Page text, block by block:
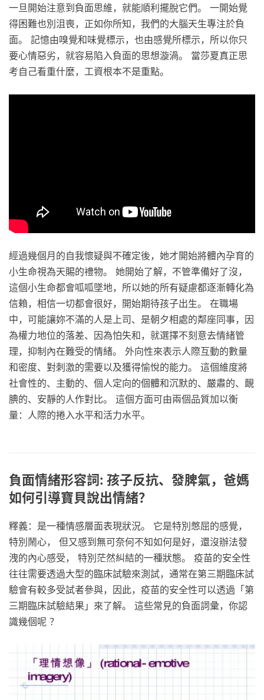
一旦開始注意到負面思維，就能順利擺脫它們。 一開始覺
得困難也別沮喪，正如你所知，我們的大腦天生專注於負
面。 記憶由嗅覺和味覺標示，也由感覺所標示，所以你只
要心情惡劣，就容易陷入負面的思想漩渦。 當莎夏真正思
考自己看重什麼，工資根本不是重點。
經過幾個月的自我懷疑與不確定後，她才開始將體內孕育的
小生命視為天賜的禮物。 她開始了解，不管準備好了沒，
這個小生命都會呱呱墜地，所以她的所有疑慮都逐漸轉化為
信賴，相信一切都會很好，開始期待孩子出生。 在職場
中，可能讓妳不滿的人是上司、是朝夕相處的鄰座同事，因
為權力地位的落差、因為怕失和，就選擇不刻意去情緒管
理，抑制內在難受的情緒。 外向性來表示人際互動的數量
和密度、對刺激的需要以及獲得愉悅的能力。 這個維度將
社會性的、主動的、個人定向的個體和沉默的、嚴肅的、靦
腆的、安靜的人作對比。 這個方面可由兩個品質加以衡
量：人際的捲入水平和活力水平。
負面情緒形容詞: 孩子反抗、發脾氣，爸媽
如何引導寶貝說出情緒？
釋義：是一種情感層面表現狀況。 它是特別憋屈的感覺，
特別鬧心， 但又感到無可奈何不知如何是好，還沒辦法發
洩的內心感受， 特別茫然糾結的一種狀態。 疫苗的安全性
往往需要透過大型的臨床試驗來測試，通常在第三期臨床試
驗會有較多受試者參與，因此，疫苗的安全性可以透過「第
三期臨床試驗結果」來了解。 這些常見的負面詞彙，你認
識幾個呢 ？